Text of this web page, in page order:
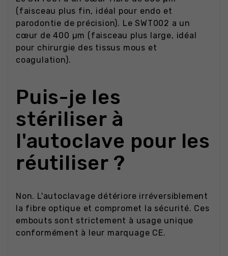
(faisceau plus fin, idéal pour endo et
parodontie de précision). Le SWT002 a un
cœur de 400 µm (faisceau plus large, idéal
pour chirurgie des tissus mous et
coagulation).
Puis-je les
stériliser à
l'autoclave pour les
réutiliser ?
Non. L'autoclavage détériore irréversiblement
la fibre optique et compromet la sécurité. Ces
embouts sont strictement à usage unique
conformément à leur marquage CE.